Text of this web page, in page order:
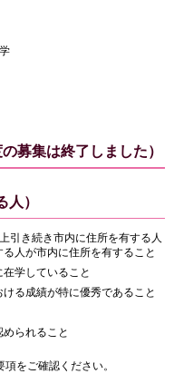
募集は終了しました）
）
引き続き市内に住所を有する人
人が市内に住所を有すること
学していること
る成績が特に優秀であること
られること
をご確認ください。